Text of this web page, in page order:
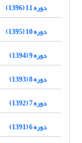
دوره 11 (1396)
دوره 10 (1395)
دوره 9 (1394)
دوره 8 (1393)
دوره 7 (1392)
دوره 6 (1391)